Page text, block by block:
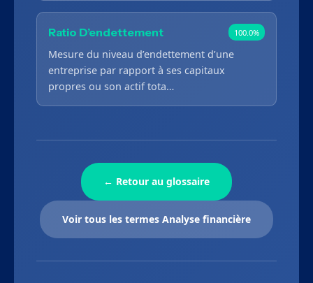
Ratio D’endettement 100.0%
Mesure du niveau d’endettement d’une
entreprise par rapport à ses capitaux
propres ou son actif tota…
← Retour au glossaire
Voir tous les termes Analyse financière